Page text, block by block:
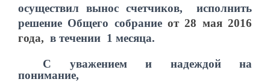
осуществил вынос счетчиков, исполнить
решение Общего собрание от 28 мая 2016
года, в течении 1 месяца.
С уважением и надеждой на
понимание,